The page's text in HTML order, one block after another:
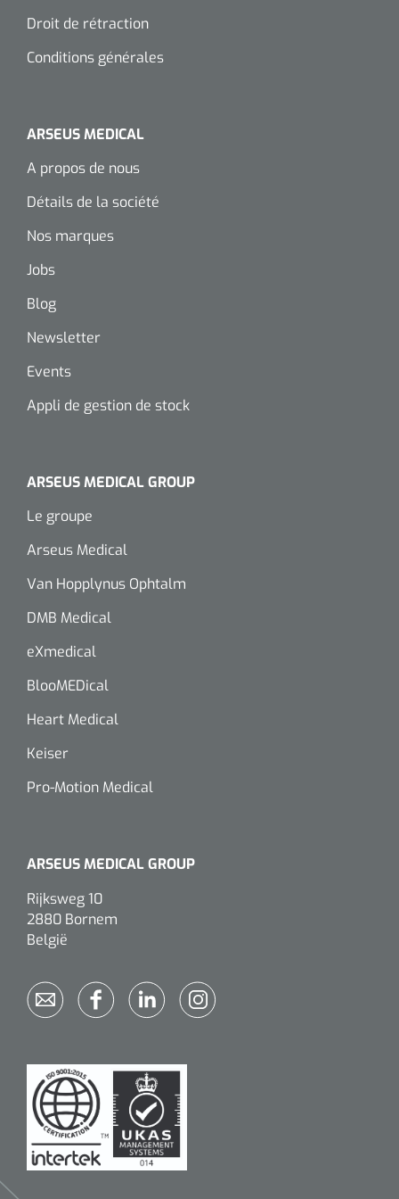
Dissolvant de couche adhésive
Ouates
Droit de rétraction
Conditions générales
ARSEUS MEDICAL
A propos de nous
Détails de la société
Nos marques
Jobs
Blog
Newsletter
Events
Appli de gestion de stock
ARSEUS MEDICAL GROUP
Le groupe
Arseus Medical
Van Hopplynus Ophtalm
DMB Medical
eXmedical
BlooMEDical
Heart Medical
Keiser
Pro-Motion Medical
ARSEUS MEDICAL GROUP
Rijksweg 10
2880 Bornem
België